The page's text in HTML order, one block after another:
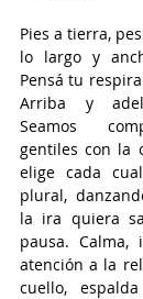
Pies a tierra,
lo largo y
Pensá tu
Arriba y
Seamos
gentiles con la
elige cada
plural,
la ira quiera
pausa. Calma,
atención a la